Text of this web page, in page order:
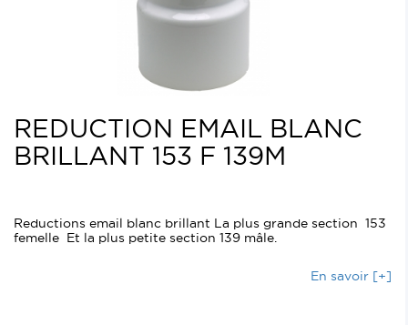
REDUCTION EMAIL BLANC
BRILLANT 153 F 139M
Reductions email blanc brillant La plus grande section 153
femelle Et la plus petite section 139 mâle.
En savoir [+]